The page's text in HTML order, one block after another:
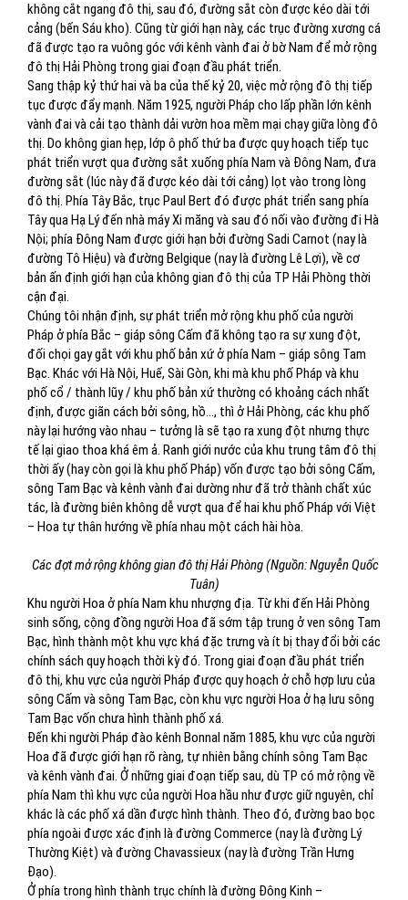
không cắt ngang đô thị, sau đó, đường sắt còn được kéo dài tới
cảng (bến Sáu kho). Cũng từ giới hạn này, các trục đường xương cá
đã được tạo ra vuông góc với kênh vành đai ở bờ Nam để mở rộng
đô thị Hải Phòng trong giai đoạn đầu phát triển.
Sang thập kỷ thứ hai và ba của thế kỷ 20, việc mở rộng đô thị tiếp
tục được đẩy mạnh. Năm 1925, người Pháp cho lấp phần lớn kênh
vành đai và cải tạo thành dải vườn hoa mềm mại chạy giữa lòng đô
thị. Do không gian hẹp, lớp ô phố thứ ba được quy hoạch tiếp tục
phát triển vượt qua đường sắt xuống phía Nam và Đông Nam, đưa
đường sắt (lúc này đã được kéo dài tới cảng) lọt vào trong lòng
đô thị. Phía Tây Bắc, trục Paul Bert đó được phát triển sang phía
Tây qua Hạ Lý đến nhà máy Xi măng và sau đó nối vào đường đi Hà
Nội; phía Đông Nam được giới hạn bởi đường Sadi Carnot (nay là
đường Tô Hiệu) và đường Belgique (nay là đường Lê Lợi), về cơ
bản ấn định giới hạn của không gian đô thị của TP Hải Phòng thời
cận đại.
Chúng tôi nhận định, sự phát triển mở rộng khu phố của người
Pháp ở phía Bắc – giáp sông Cấm đã không tạo ra sự xung đột,
đối chọi gay gắt với khu phố bản xứ ở phía Nam – giáp sông Tam
Bạc. Khác với Hà Nội, Huế, Sài Gòn, khi mà khu phố Pháp và khu
phố cổ / thành lũy / khu phố bản xứ thường có khoảng cách nhất
định, được giãn cách bởi sông, hồ…, thì ở Hải Phòng, các khu phố
này lại hướng vào nhau – tưởng là sẽ tạo ra xung đột nhưng thực
tế lại giao thoa khá êm ả. Ranh giới nước của khu trung tâm đô thị
thời ấy (hay còn gọi là khu phố Pháp) vốn được tạo bởi sông Cấm,
sông Tam Bạc và kênh vành đai dường như đã trở thành chất xúc
tác, là đường biên không dễ vượt qua để hai khu phố Pháp với Việt
– Hoa tự thân hướng về phía nhau một cách hài hòa.
Các đợt mở rộng không gian đô thị Hải Phòng (Nguồn: Nguyễn Quốc
Tuân)
Khu người Hoa ở phía Nam khu nhượng địa. Từ khi đến Hải Phòng
sinh sống, cộng đồng người Hoa đã sớm tập trung ở ven sông Tam
Bạc, hình thành một khu vực khá đặc trưng và ít bị thay đổi bởi các
chính sách quy hoạch thời kỳ đó. Trong giai đoạn đầu phát triển
đô thị, khu vực của người Pháp được quy hoạch ở chỗ hợp lưu của
sông Cấm và sông Tam Bạc, còn khu vực người Hoa ở hạ lưu sông
Tam Bạc vốn chưa hình thành phố xá.
Đến khi người Pháp đào kênh Bonnal năm 1885, khu vực của người
Hoa đã được giới hạn rõ ràng, tự nhiên bằng chính sông Tam Bạc
và kênh vành đai. Ở những giai đoạn tiếp sau, dù TP có mở rộng về
phía Nam thì khu vực của người Hoa hầu như được giữ nguyên, chỉ
khác là các phố xá dần được hình thành. Theo đó, đường bao bọc
phía ngoài được xác định là đường Commerce (nay là đường Lý
Thường Kiệt) và đường Chavassieux (nay là đường Trần Hưng
Đạo).
Ở phía trong hình thành trục chính là đường Đông Kinh –